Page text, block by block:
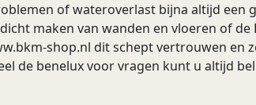
of wateroverlast bijna altijd een
maken van wanden en vloeren of de
shop.nl dit schept vertrouwen en
de benelux voor vragen kunt u altijd